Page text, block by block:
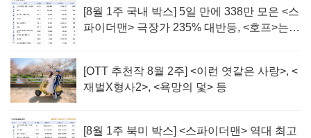
[8월 1주 국내 박스] 5일 만에 338만 모은 <스
파이더맨> 극장가 235% 대반등, <호프>는
[OTT 추천작 8월 2주] <이런 엿같은 사랑>, <
재벌X형사2>, <욕망의 덫> 등
[8월 1주 북미 박스] <스파이더맨> 역대 최고